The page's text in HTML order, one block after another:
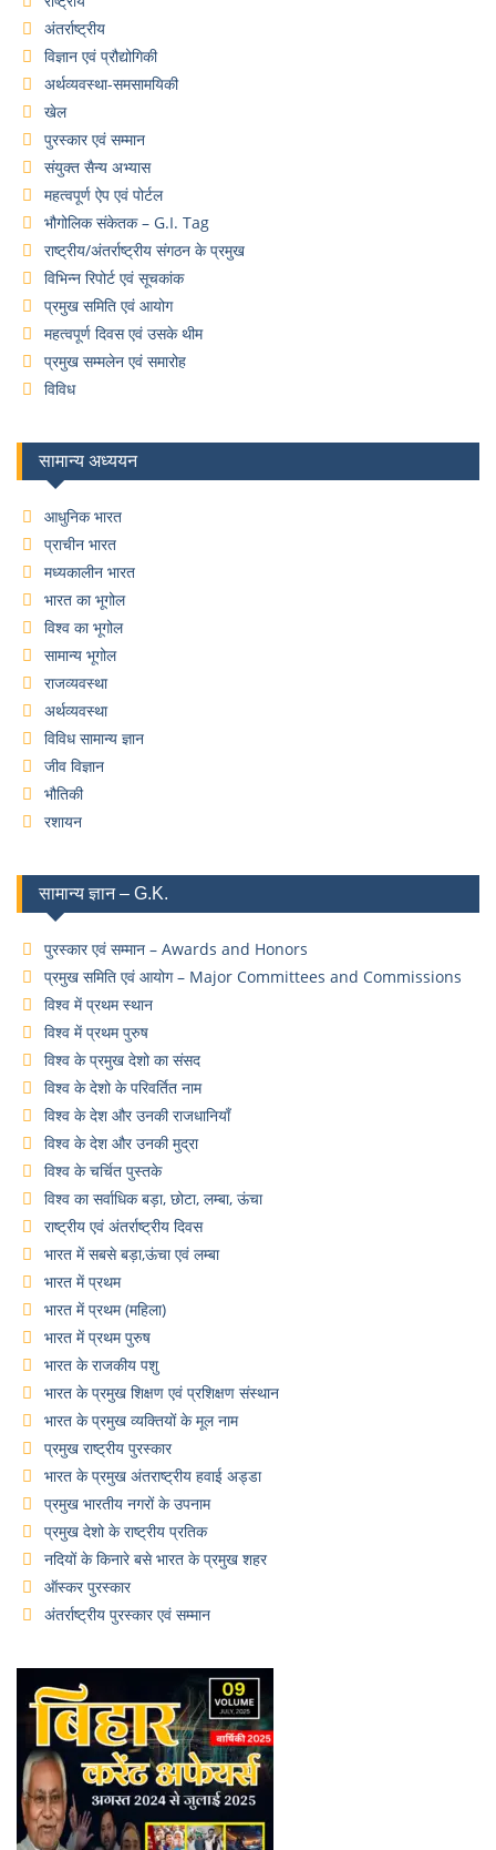
अंतर्राष्ट्रीय
विज्ञान एवं प्रौद्योगिकी
अर्थव्यवस्था-समसामयिकी
खेल
पुरस्कार एवं सम्मान
संयुक्त सैन्य अभ्यास
महत्वपूर्ण ऐप एवं पोर्टल
भौगोलिक संकेतक – G.I. Tag
राष्ट्रीय/अंतर्राष्ट्रीय संगठन के प्रमुख
विभिन्न रिपोर्ट एवं सूचकांक
प्रमुख समिति एवं आयोग
महत्वपूर्ण दिवस एवं उसके थीम
प्रमुख सम्मलेन एवं समारोह
विविध
सामान्य अध्ययन
आधुनिक भारत
प्राचीन भारत
मध्यकालीन भारत
भारत का भूगोल
विश्व का भूगोल
सामान्य भूगोल
राजव्यवस्था
अर्थव्यवस्था
विविध सामान्य ज्ञान
जीव विज्ञान
भौतिकी
रशायन
सामान्य ज्ञान – G.K.
पुरस्कार एवं सम्मान – Awards and Honors
प्रमुख समिति एवं आयोग – Major Committees and Commissions
विश्व में प्रथम स्थान
विश्व में प्रथम पुरुष
विश्व के प्रमुख देशो का संसद
विश्व के देशो के परिवर्तित नाम
विश्व के देश और उनकी राजधानियाँ
विश्व के देश और उनकी मुद्रा
विश्व के चर्चित पुस्तके
विश्व का सर्वाधिक बड़ा, छोटा, लम्बा, ऊंचा
राष्ट्रीय एवं अंतर्राष्ट्रीय दिवस
भारत में सबसे बड़ा,ऊंचा एवं लम्बा
भारत में प्रथम
भारत में प्रथम (महिला)
भारत में प्रथम पुरुष
भारत के राजकीय पशु
भारत के प्रमुख शिक्षण एवं प्रशिक्षण संस्थान
भारत के प्रमुख व्यक्तियों के मूल नाम
प्रमुख राष्ट्रीय पुरस्कार
भारत के प्रमुख अंतराष्ट्रीय हवाई अड्डा
प्रमुख भारतीय नगरों के उपनाम
प्रमुख देशो के राष्ट्रीय प्रतिक
नदियों के किनारे बसे भारत के प्रमुख शहर
ऑस्कर पुरस्कार
अंतर्राष्ट्रीय पुरस्कार एवं सम्मान